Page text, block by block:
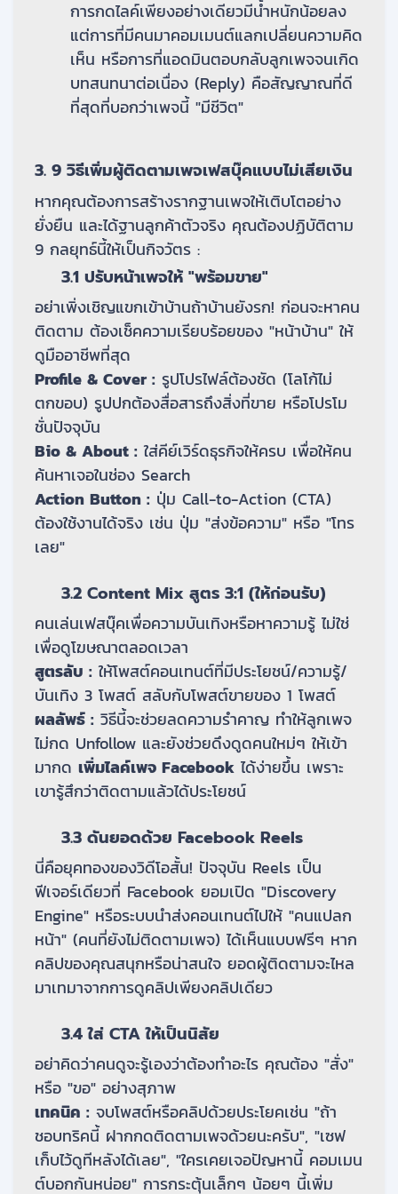
การกดไลค์เพียงอย่างเดียวมีน้ำหนักน้อยลง
แต่การที่มีคนมาคอมเมนต์แลกเปลี่ยนความคิด
เห็น หรือการที่แอดมินตอบกลับลูกเพจจนเกิด
บทสนทนาต่อเนื่อง (Reply) คือสัญญาณที่ดี
ที่สุดที่บอกว่าเพจนี้ "มีชีวิต"
3. 9 วิธีเพิ่มผู้ติดตามเพจเฟสบุ๊คแบบไม่เสียเงิน
หากคุณต้องการสร้างรากฐานเพจให้เติบโตอย่าง
ยั่งยืน และได้ฐานลูกค้าตัวจริง คุณต้องปฏิบัติตาม
9 กลยุทธ์นี้ให้เป็นกิจวัตร :
3.1 ปรับหน้าเพจให้ "พร้อมขาย"
อย่าเพิ่งเชิญแขกเข้าบ้านถ้าบ้านยังรก! ก่อนจะหาคน
ติดตาม ต้องเช็คความเรียบร้อยของ "หน้าบ้าน" ให้
ดูมืออาชีพที่สุด
Profile & Cover : รูปโปรไฟล์ต้องชัด (โลโก้ไม่
ตกขอบ) รูปปกต้องสื่อสารถึงสิ่งที่ขาย หรือโปรโม
ชั่นปัจจุบัน
Bio & About : ใส่คีย์เวิร์ดธุรกิจให้ครบ เพื่อให้คน
ค้นหาเจอในช่อง Search
Action Button : ปุ่ม Call-to-Action (CTA)
ต้องใช้งานได้จริง เช่น ปุ่ม "ส่งข้อความ" หรือ "โทร
เลย"
3.2 Content Mix สูตร 3:1 (ให้ก่อนรับ)
คนเล่นเฟสบุ๊คเพื่อความบันเทิงหรือหาความรู้ ไม่ใช่
เพื่อดูโฆษณาตลอดเวลา
สูตรลับ : ให้โพสต์คอนเทนต์ที่มีประโยชน์/ความรู้/
บันเทิง 3 โพสต์ สลับกับโพสต์ขายของ 1 โพสต์
ผลลัพธ์ : วิธีนี้จะช่วยลดความรำคาญ ทำให้ลูกเพจ
ไม่กด Unfollow และยังช่วยดึงดูดคนใหม่ๆ ให้เข้า
มากด เพิ่มไลค์เพจ Facebook ได้ง่ายขึ้น เพราะ
เขารู้สึกว่าติดตามแล้วได้ประโยชน์
3.3 ดันยอดด้วย Facebook Reels
นี่คือยุคทองของวิดีโอสั้น! ปัจจุบัน Reels เป็น
ฟีเจอร์เดียวที่ Facebook ยอมเปิด "Discovery
Engine" หรือระบบนำส่งคอนเทนต์ไปให้ "คนแปลก
หน้า" (คนที่ยังไม่ติดตามเพจ) ได้เห็นแบบฟรีๆ หาก
คลิปของคุณสนุกหรือน่าสนใจ ยอดผู้ติดตามจะไหล
มาเทมาจากการดูคลิปเพียงคลิปเดียว
3.4 ใส่ CTA ให้เป็นนิสัย
อย่าคิดว่าคนดูจะรู้เองว่าต้องทำอะไร คุณต้อง "สั่ง"
หรือ "ขอ" อย่างสุภาพ
เทคนิค : จบโพสต์หรือคลิปด้วยประโยคเช่น "ถ้า
ชอบทริคนี้ ฝากกดติดตามเพจด้วยนะครับ", "เซฟ
เก็บไว้ดูทีหลังได้เลย", "ใครเคยเจอปัญหานี้ คอมเมน
ต์บอกกันหน่อย" การกระตุ้นเล็กๆ น้อยๆ นี้เพิ่ม